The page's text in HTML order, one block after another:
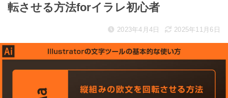
転させる方法forイラレ初心者
2023年4月4日 2025年11月6日